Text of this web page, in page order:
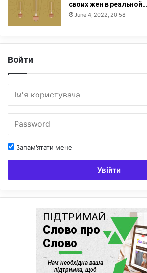
своих жен в реальной…
June 4, 2022, 20:58
Войти
Запам'ятати мене
Увійти